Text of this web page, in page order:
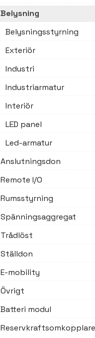
Belysning
Belysningsstyrning
Exteriör
Industri
Industriarmatur
Interiör
LED panel
Led-armatur
Anslutningsdon
Remote I/O
Rumsstyrning
Spänningsaggregat
Trådlöst
Ställdon
E-mobility
Övrigt
Batteri modul
Reservkraftsomkopplare